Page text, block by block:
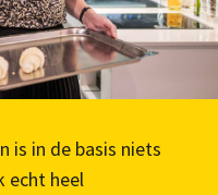
is in de basis niets
echt heel